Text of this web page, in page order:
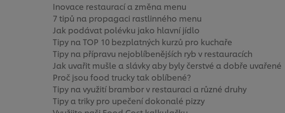
Inovace restaurací a změna menu
7 tipů na propagaci rastlinného menu
Jak podávat polévku jako hlavní jídlo
Tipy na TOP 10 bezplatných kurzů pro kuchaře
Tipy na přípravu nejoblíbenějśích ryb v restauracích
Jak uvařit mušle a slávky aby byly čerstvé a dobře uvařené
Proč jsou food trucky tak oblíbené?
Tipy na využití brambor v restauraci a různé druhy
Tipy a triky pro upečení dokonalé pizzy